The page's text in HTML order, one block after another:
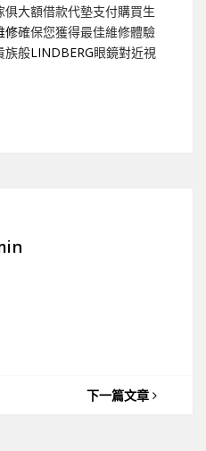
俱大額借款代墊支付購買生
修確保您獲得最佳維修體驗
族般LINDBERG眼鏡對近視
下一篇文章